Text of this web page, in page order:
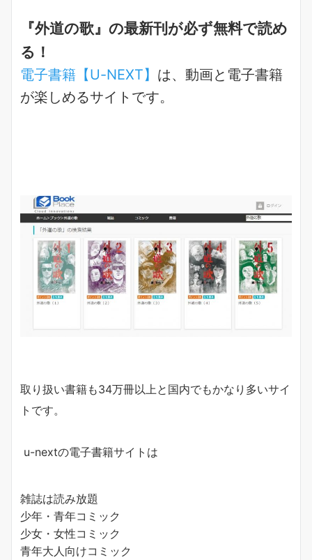
『外道の歌』の最新刊が必ず無料で読め
る！
電子書籍【U-NEXT】 は、動画と電子書籍
が楽しめるサイトです。
取り扱い書籍も34万冊以上と国内でもかなり多いサイ
トです。
u-nextの電子書籍サイトは
雑誌は読み放題
少年・青年コミック
少女・女性コミック
青年大人向けコミック